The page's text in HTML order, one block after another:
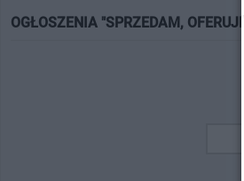
OGŁOSZENIA "SPRZEDAM, OFERUJĘ"